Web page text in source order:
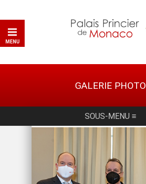
MENU
GALERIE PHOTO
SOUS-MENU ≡